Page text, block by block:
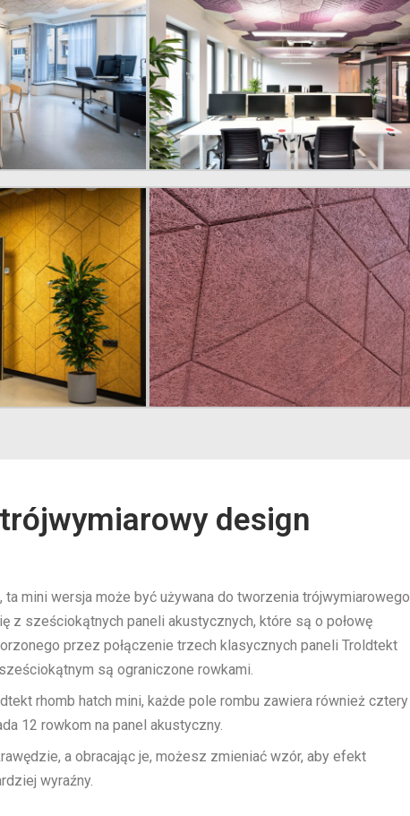
design
ta mini wersja może być używana do tworzenia trójwymiarowego
z sześciokątnych paneli akustycznych, które są o połowę
przez połączenie trzech klasycznych paneli Troldtekt
są ograniczone rowkami.
rhomb hatch mini, każde pole rombu zawiera również cztery
12 rowkom na panel akustyczny.
a obracając je, możesz zmieniać wzór, aby efekt
wyraźny.